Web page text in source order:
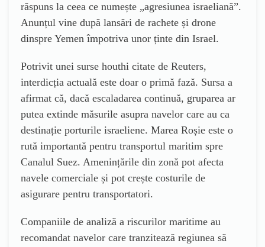
răspuns la ceea ce numește „agresiunea israeliană”.
Anunțul vine după lansări de rachete și drone
dinspre Yemen împotriva unor ținte din Israel.
Potrivit unei surse houthi citate de Reuters,
interdicția actuală este doar o primă fază. Sursa a
afirmat că, dacă escaladarea continuă, gruparea ar
putea extinde măsurile asupra navelor care au ca
destinație porturile israeliene. Marea Roșie este o
rută importantă pentru transportul maritim spre
Canalul Suez. Amenințările din zonă pot afecta
navele comerciale și pot crește costurile de
asigurare pentru transportatori.
Companiile de analiză a riscurilor maritime au
recomandat navelor care tranzitează regiunea să